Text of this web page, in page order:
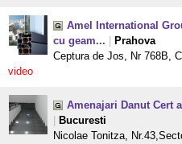
Amel International
cu geam...
Prahova
Ceptura de Jos, Nr 768B,
video
Amenajari Danut Cert
Bucuresti
Nicolae Tonitza,